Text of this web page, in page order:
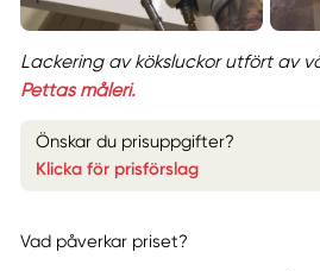
Lackering av köksluckor utfört av
Pettas måleri.
Önskar du prisuppgifter?
Klicka för prisförslag
Vad påverkar priset?